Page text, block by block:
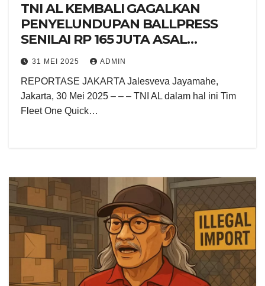
TNI AL KEMBALI GAGALKAN
PENYELUNDUPAN BALLPRESS
SENILAI RP 165 JUTA ASAL
MALAYSIA DI PONTIANAK
31 MEI 2025 ADMIN
REPORTASE JAKARTA Jalesveva Jayamahe,
Jakarta, 30 Mei 2025 – – – TNI AL dalam hal ini Tim
Fleet One Quick…